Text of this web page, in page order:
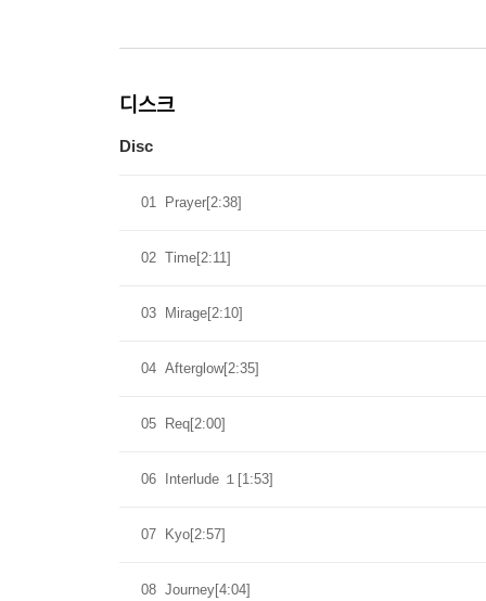
디스크
Disc
01 Prayer[2:38]
02 Time[2:11]
03 Mirage[2:10]
04 Afterglow[2:35]
05 Req[2:00]
06 Interlude １[1:53]
07 Kyo[2:57]
08 Journey[4:04]